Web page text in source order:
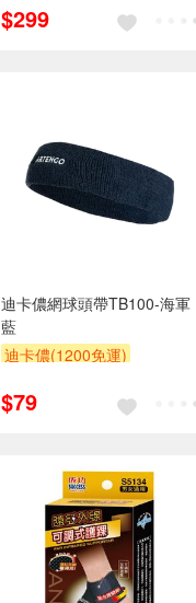
$299
迪卡儂網球頭帶TB100-海軍
藍
迪卡儂(1200免運)
$79